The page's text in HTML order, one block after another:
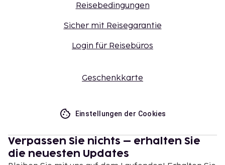
Reisebedingungen
Sicher mit Reisegarantie
Login für Reisebüros
Geschenkkarte
Einstellungen der Cookies
Verpassen Sie nichts – erhalten Sie
die neuesten Updates